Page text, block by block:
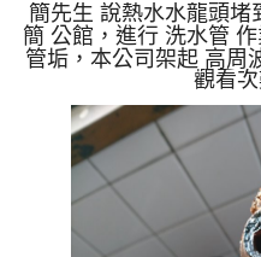
簡先生 說熱水水龍頭堵
簡 公館，進行 洗水管
管垢，本公司架起 高周
水 至管路裡面，等了約
動 脈衝波 模式，一開
都嚇了一跳，看起來就
兩個多小時後，水變清
自來水，如水管老化，
來的水就會是咖啡色，
結成黑色管垢，洗出來
出綠色
觀看